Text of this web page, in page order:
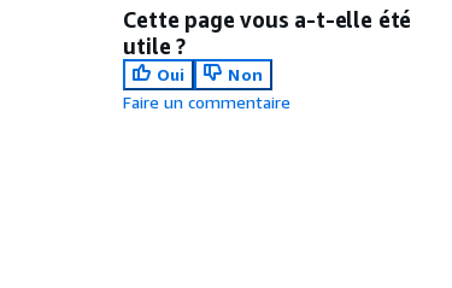
Cette page vous a-t-elle été
utile ?
Oui
Non
Faire un commentaire